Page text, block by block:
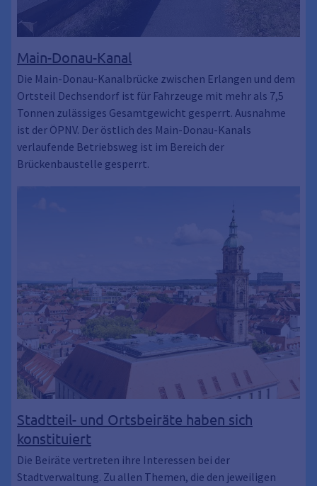
Main-Donau-Kanal
Die Main-Donau-Kanalbrücke zwischen Erlangen und dem
Ortsteil Dechsendorf ist für Fahrzeuge mit mehr als 7,5
Tonnen zulässiges Gesamtgewicht gesperrt. Ausnahme
ist der ÖPNV. Der östlich des Main-Donau-Kanals
verlaufende Betriebsweg ist im Bereich der
Brückenbaustelle gesperrt.
Stadtteil- und Ortsbeiräte haben sich
konstituiert
Die Beiräte vertreten ihre Interessen bei der
Stadtverwaltung. Zu allen Themen, die den jeweiligen